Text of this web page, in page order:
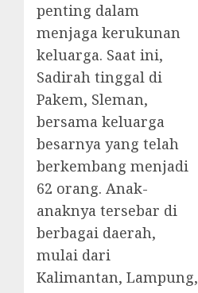
penting dalam
menjaga kerukunan
keluarga. Saat ini,
Sadirah tinggal di
Pakem, Sleman,
bersama keluarga
besarnya yang telah
berkembang menjadi
62 orang. Anak-
anaknya tersebar di
berbagai daerah,
mulai dari
Kalimantan, Lampung,